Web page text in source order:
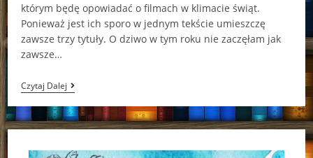
którym będę opowiadać o filmach w klimacie świąt.
Ponieważ jest ich sporo w jednym tekście umieszczę
zawsze trzy tytuły. O dziwo w tym roku nie zaczęłam jak
zawsze…
Czytaj Dalej[ChristmasMovies]
A
Wish
For
Christmas,
Duch,